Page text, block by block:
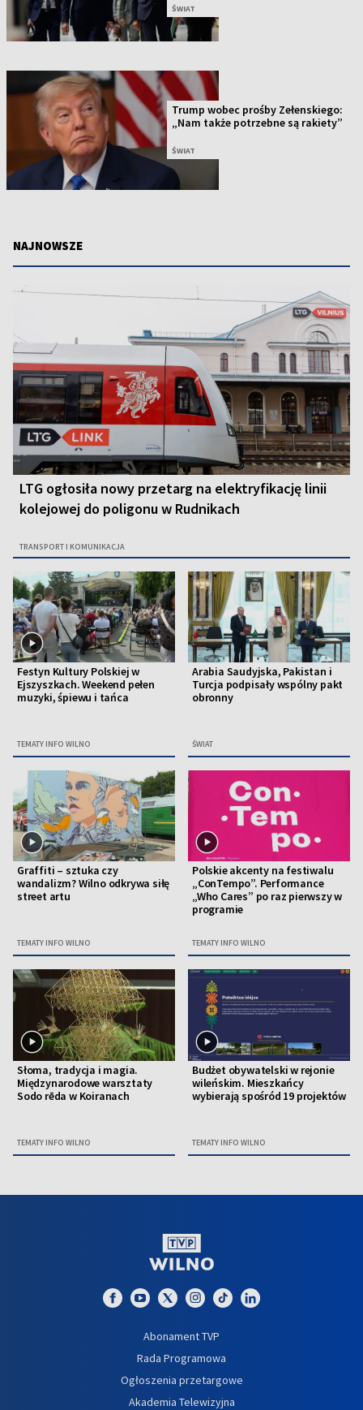
ŚWIAT
Trump wobec prośby Zełenskiego:
„Nam także potrzebne są rakiety”
ŚWIAT
NAJNOWSZE
LTG ogłosiła nowy przetarg na elektryfikację linii
kolejowej do poligonu w Rudnikach
TRANSPORT I KOMUNIKACJA
Festyn Kultury Polskiej w
Ejszyszkach. Weekend pełen
muzyki, śpiewu i tańca
TEMATY INFO WILNO
Arabia Saudyjska, Pakistan i
Turcja podpisały wspólny pakt
obronny
ŚWIAT
Graffiti – sztuka czy
wandalizm? Wilno odkrywa siłę
street artu
TEMATY INFO WILNO
Polskie akcenty na festiwalu
„ConTempo”. Performance
„Who Cares” po raz pierwszy w
programie
TEMATY INFO WILNO
Słoma, tradycja i magia.
Międzynarodowe warsztaty
Sodo rēda w Koiranach
TEMATY INFO WILNO
Budżet obywatelski w rejonie
wileńskim. Mieszkańcy
wybierają spośród 19 projektów
TEMATY INFO WILNO
Abonament TVP
Rada Programowa
Ogłoszenia przetargowe
Akademia Telewizyjna